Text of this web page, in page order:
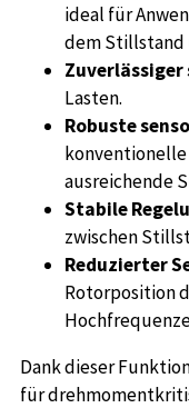
ideal für
dem Stillstand
Lasten.
Robuste
konventionelle
ausreichende
Stabile
zwischen
Reduzierter
Rotorposition
Dank dieser
für